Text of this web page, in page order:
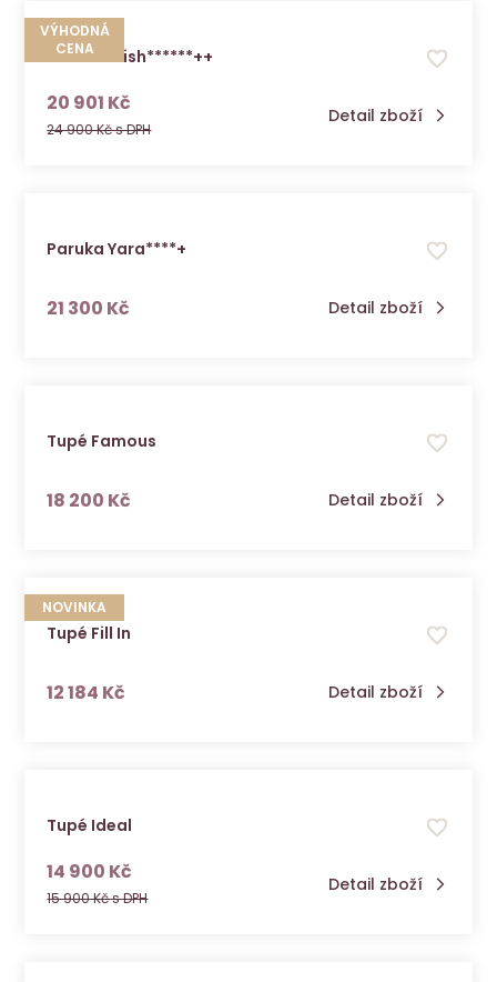
VÝHODNÁ
CENA
Paruka Wish******++
20 901 Kč
24 900 Kč s DPH
Detail zboží
Paruka Yara****+
21 300 Kč Detail zboží
Tupé Famous
18 200 Kč Detail zboží
NOVINKA
Tupé Fill In
12 184 Kč Detail zboží
Tupé Ideal
14 900 Kč
15 900 Kč s DPH
Detail zboží